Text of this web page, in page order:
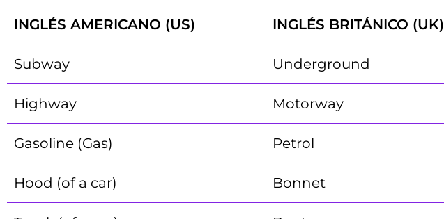
INGLÉS AMERICANO (US) INGLÉS BRITÁNICO (UK)
Subway Underground
Highway Motorway
Gasoline (Gas) Petrol
Hood (of a car) Bonnet